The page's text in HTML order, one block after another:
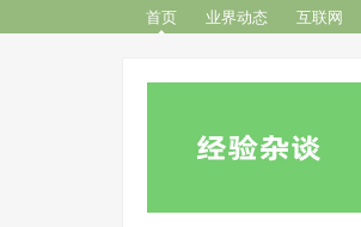
首页 业界动态 互联网